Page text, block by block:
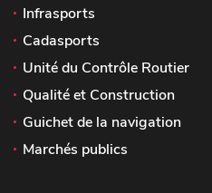
Infrasports
Cadasports
Unité du Contrôle Routier
Qualité et Construction
Guichet de la navigation
Marchés publics